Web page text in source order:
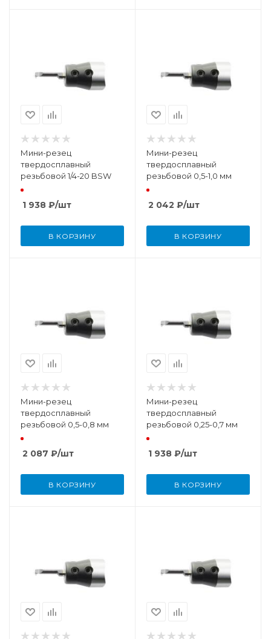
Мини-резец
твердосплавный
резьбовой 1/4-20 BSW
1 938 ₽/шт
В КОРЗИНУ
Мини-резец
твердосплавный
резьбовой 0,5-1,0 мм
2 042 ₽/шт
В КОРЗИНУ
Мини-резец
твердосплавный
резьбовой 0,5-0,8 мм
2 087 ₽/шт
В КОРЗИНУ
Мини-резец
твердосплавный
резьбовой 0,25-0,7 мм
1 938 ₽/шт
В КОРЗИНУ